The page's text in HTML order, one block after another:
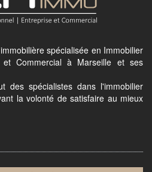
spécialisée en Immobilier
et Commercial à Marseille et ses
des spécialistes dans l'immobilier
la volonté de satisfaire au mieux